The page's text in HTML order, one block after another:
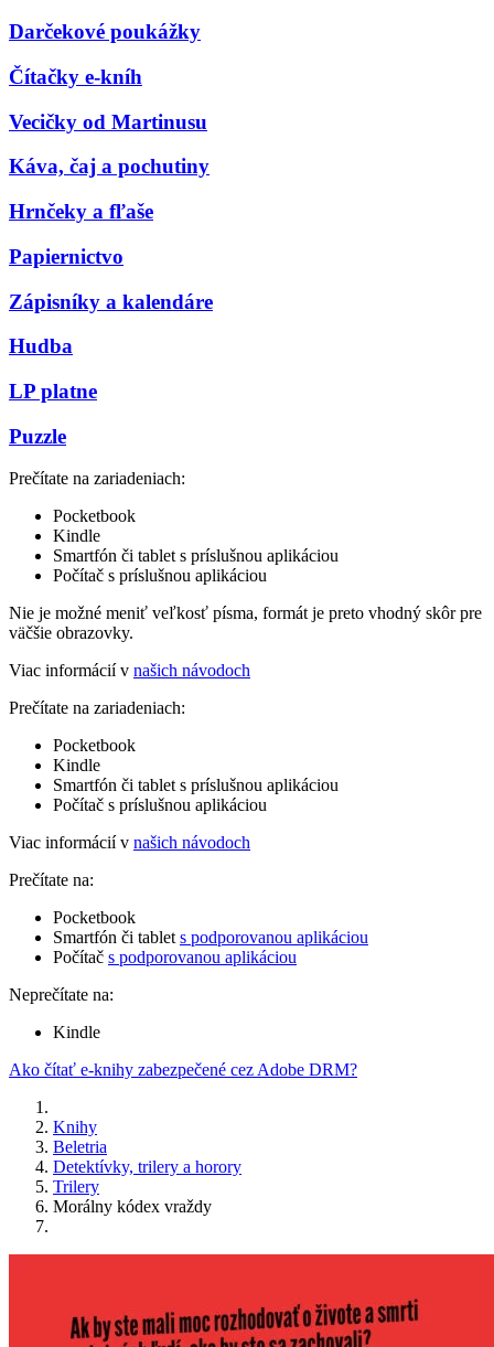
Darčekové poukážky
Čítačky e-kníh
Vecičky od Martinusu
Káva, čaj a pochutiny
Hrnčeky a fľaše
Papiernictvo
Zápisníky a kalendáre
Hudba
LP platne
Puzzle
Prečítate na zariadeniach:
Pocketbook
Kindle
Smartfón či tablet s príslušnou aplikáciou
Počítač s príslušnou aplikáciou
Nie je možné meniť veľkosť písma, formát je preto vhodný skôr pre
väčšie obrazovky.
Viac informácií v našich návodoch
Prečítate na zariadeniach:
Pocketbook
Kindle
Smartfón či tablet s príslušnou aplikáciou
Počítač s príslušnou aplikáciou
Viac informácií v našich návodoch
Prečítate na:
Pocketbook
Smartfón či tablet s podporovanou aplikáciou
Počítač s podporovanou aplikáciou
Neprečítate na:
Kindle
Ako čítať e-knihy zabezpečené cez Adobe DRM?
Knihy
Beletria
Detektívky, trilery a horory
Trilery
Morálny kódex vraždy